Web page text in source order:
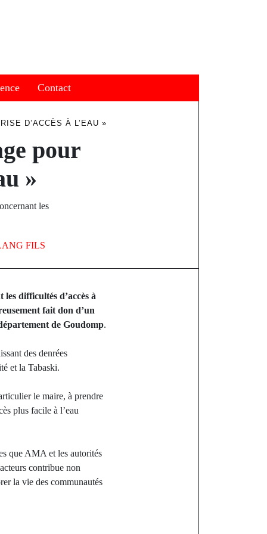
Contact
D’ACCÈS À L’EAU »
pour
»
les
FILS
difficultés d’accès à
fait don d’un
de Goudomp.
des denrées
et la Tabaski.
le maire, à prendre
plus facile à l’eau
que AMA et les autorités
contribue non
la vie des communautés